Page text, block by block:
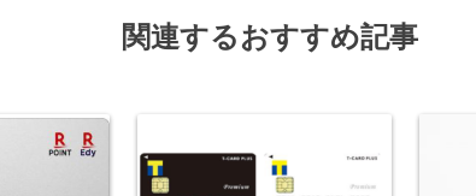
関連するおすすめ記事